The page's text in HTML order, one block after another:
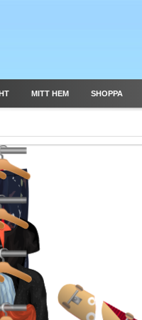
MITT HEM SHOPPA